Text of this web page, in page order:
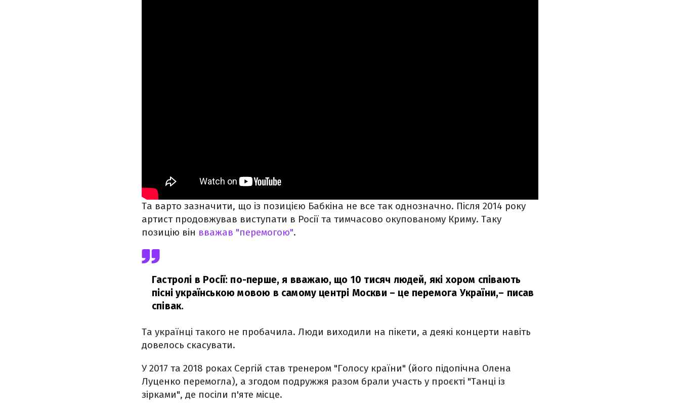
Та варто зазначити, що із позицією Бабкіна не все так однозначно. Після 2014 року
артист продовжував виступати в Росії та тимчасово окупованому Криму. Таку
позицію він вважав "перемогою".
Гастролі в Росії: по-перше, я вважаю, що 10 тисяч людей, які хором співають
пісні українською мовою в самому центрі Москви – це перемога України,– писав
співак.
Та українці такого не пробачила. Люди виходили на пікети, а деякі концерти навіть
довелось скасувати.
У 2017 та 2018 роках Сергій став тренером "Голосу країни" (його підопічна Олена
Луценко перемогла), а згодом подружжя разом брали участь у проєкті "Танці із
зірками", де посіли п'яте місце.